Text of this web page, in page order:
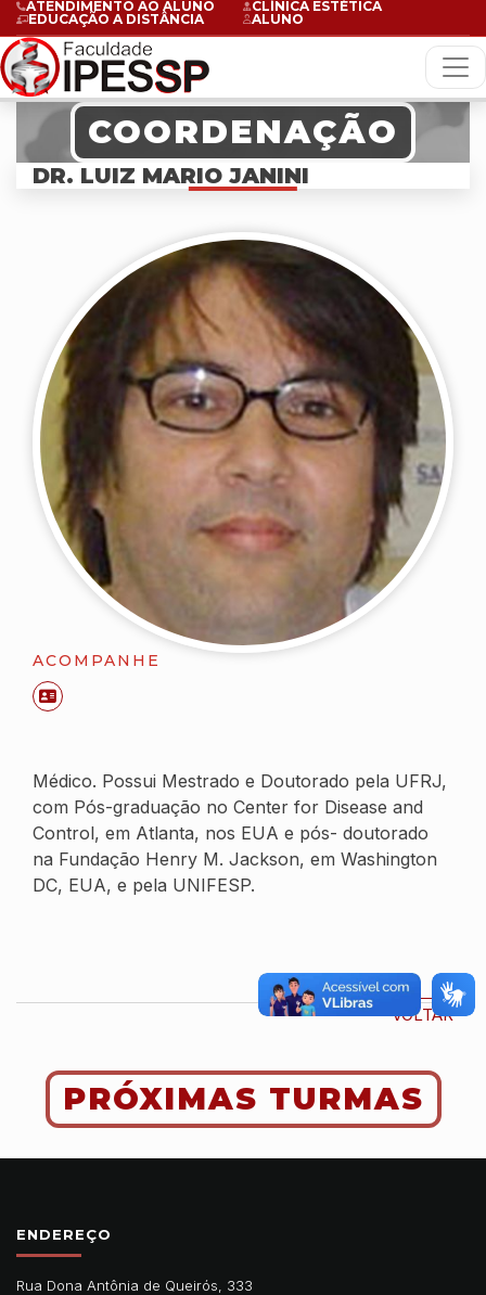
ATENDIMENTO AO ALUNO
CLÍNICA ESTÉTICA
EDUCAÇÃO A DISTÂNCIA
ALUNO
COORDENAÇÃO
DR. LUIZ MARIO JANINI
ACOMPANHE
Médico. Possui Mestrado e Doutorado pela UFRJ,
com Pós-graduação no Center for Disease and
Control, em Atlanta, nos EUA e pós- doutorado
na Fundação Henry M. Jackson, em Washington
DC, EUA, e pela UNIFESP.
VOLTAR
PRÓXIMAS TURMAS
ENDEREÇO
Rua Dona Antônia de Queirós, 333